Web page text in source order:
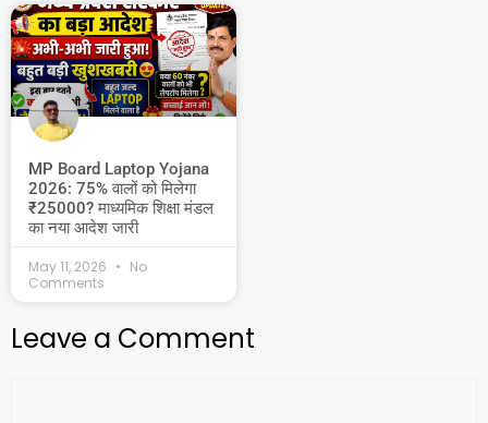
MP Board Laptop Yojana
2026: 75% वालों को मिलेगा
₹25000? माध्यमिक शिक्षा मंडल
का नया आदेश जारी
May 11, 2026
No
Comments
Leave a Comment